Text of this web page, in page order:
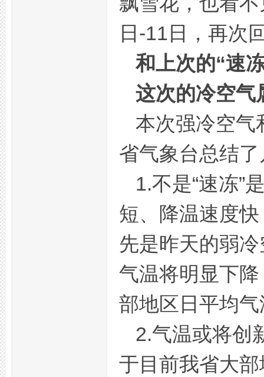
日-11日，再次
和上次的“速
这次的冷空气
本次强冷空气
省气象台总结
1.不是“速冻”
短、降温速度
先是昨天的弱
气温将明显下
部地区日平均
2.气温或将创
于目前我省大